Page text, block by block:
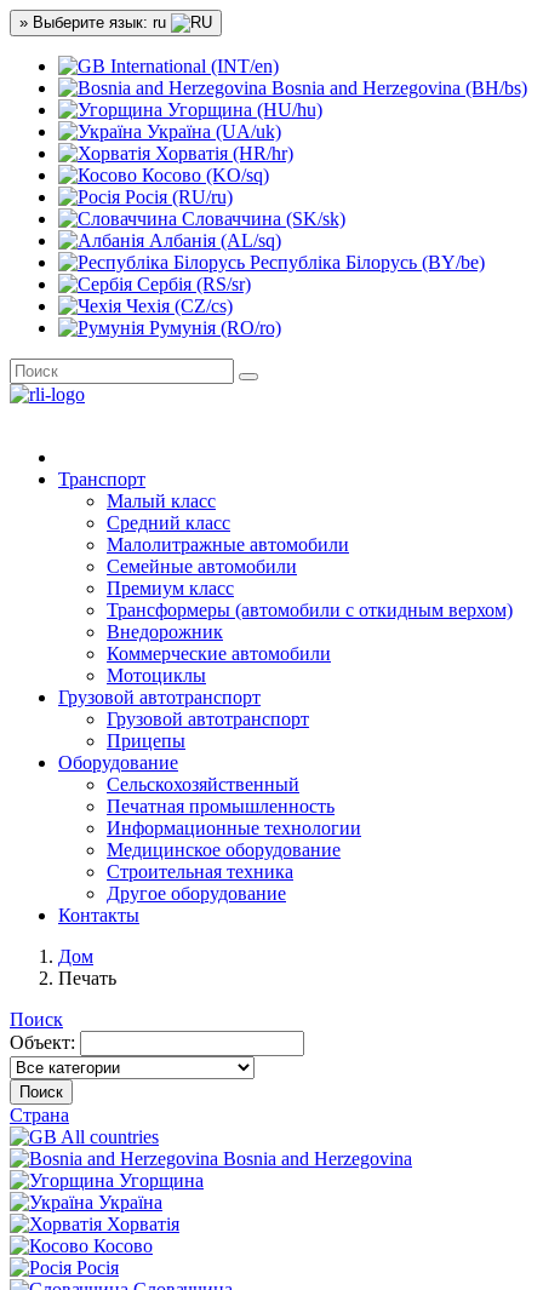
» Выберите язык: ru
International (INT/en)
Bosnia and Herzegovina (BH/bs)
Угорщина (HU/hu)
Україна (UA/uk)
Хорватія (HR/hr)
Косово (KO/sq)
Росія (RU/ru)
Словаччина (SK/sk)
Албанія (AL/sq)
Республіка Білорусь (BY/be)
Сербія (RS/sr)
Чехія (CZ/cs)
Румунія (RO/ro)
Транспорт
Малый класс
Средний класс
Малолитражные автомобили
Семейные автомобили
Премиум класс
Трансформеры (автомобили с откидным верхом)
Внедорожник
Коммерческие автомобили
Мотоциклы
Грузовой автотранспорт
Грузовой автотранспорт
Прицепы
Оборудование
Сельскохозяйственный
Печатная промышленность
Информационные технологии
Медицинское оборудование
Строительная техника
Другое оборудование
Контакты
Дом
Печать
Поиск
Объект:
Поиск
Страна
All countries
Bosnia and Herzegovina
Угорщина
Україна
Хорватія
Косово
Росія